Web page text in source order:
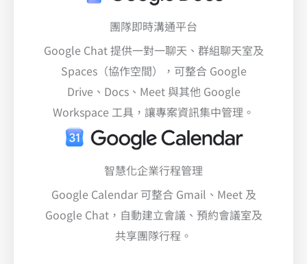
團隊即時溝通平台
Google Chat 提供一對一聊天、群組聊天室及
Spaces（協作空間），可整合 Google
Drive、Docs、Meet 與其他 Google
Workspace 工具，讓專案資訊集中管理。
智慧化企業行程管理
Google Calendar 可整合 Gmail、Meet 及
Google Chat，自動建立會議、預約會議室及
共享團隊行程。